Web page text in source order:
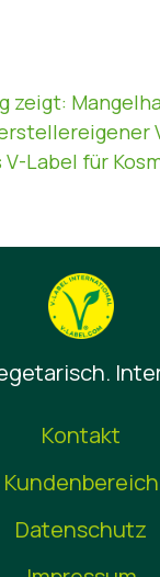
zeigt:
V-Label für
Kontakt
Kundenbereich
Datenschutz